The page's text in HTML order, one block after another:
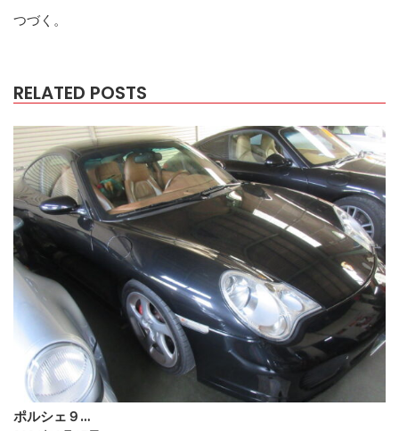
つづく。
RELATED POSTS
ポルシェ９…